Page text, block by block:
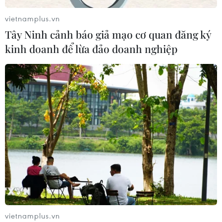
CƠ QUAN CHỦ QUẢN: THÔNG TẤN XÃ VIỆT NAM
Tổng Biên tập: TRẦN TIẾN DUẨN
Phó Tổng Biên tập: NGUYỄN THỊ TÁM, KHÚC THANH
THỦY
Sở hữu trí tuệ
Quy định sử dụng
RSS
Hỗ trợ
Ngôn ngữ
TTXVN
vietnamplus.vn
Tây Ninh cảnh báo giả mạo cơ quan đăng ký
kinh doanh để lừa đảo doanh nghiệp
vietnamplus.vn